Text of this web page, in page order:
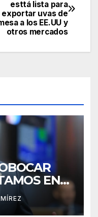
esttá lista para
exportar uvas de
a los EE.UU y
otros mercados
EN
Tavárez